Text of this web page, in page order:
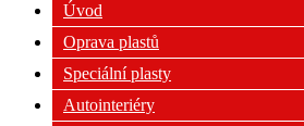
Úvod
Oprava plastů
Speciální plasty
Autointeriéry